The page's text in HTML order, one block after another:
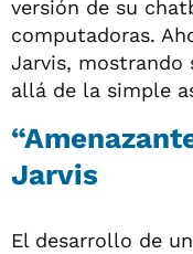
versión de su
computadoras.
Jarvis, mostrando
allá de la simple
Jarvis
El desarrollo de